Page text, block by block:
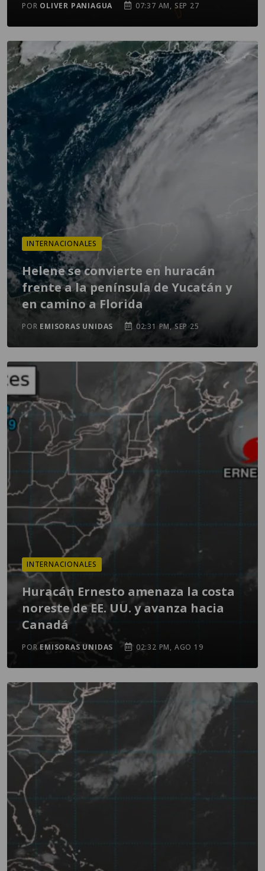
POR OLIVER PANIAGUA 07:37 AM, SEP 27
INTERNACIONALES
Helene se convierte en huracán
frente a la península de Yucatán y
en camino a Florida
POR EMISORAS UNIDAS 02:31 PM, SEP 25
INTERNACIONALES
Huracán Ernesto amenaza la costa
noreste de EE. UU. y avanza hacia
Canadá
POR EMISORAS UNIDAS 02:32 PM, AGO 19